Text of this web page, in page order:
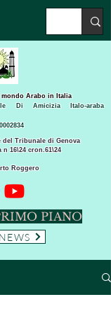
del Tribunale di Genova
n 16\24 cron.61\24
Roggero
mondo Arabo in Italia
Di Amicizia Italo-araba
PIANO